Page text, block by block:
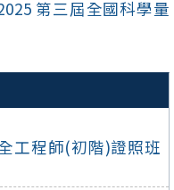
工程師(初階)證照班
第三屆全國科學量